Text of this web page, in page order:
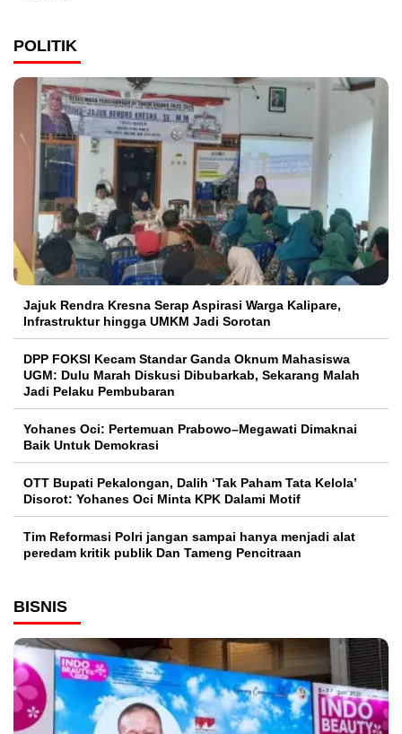
POLITIK
Jajuk Rendra Kresna Serap Aspirasi Warga Kalipare,
Infrastruktur hingga UMKM Jadi Sorotan
DPP FOKSI Kecam Standar Ganda Oknum Mahasiswa
UGM: Dulu Marah Diskusi Dibubarkab, Sekarang Malah
Jadi Pelaku Pembubaran
Yohanes Oci: Pertemuan Prabowo–Megawati Dimaknai
Baik Untuk Demokrasi
OTT Bupati Pekalongan, Dalih ‘Tak Paham Tata Kelola’
Disorot: Yohanes Oci Minta KPK Dalami Motif
Tim Reformasi Polri jangan sampai hanya menjadi alat
peredam kritik publik Dan Tameng Pencitraan
BISNIS